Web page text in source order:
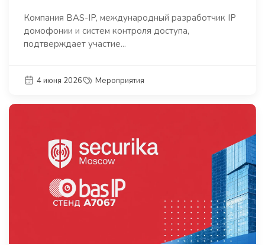
Компания BAS-IP, международный разработчик IP
домофонии и систем контроля доступа,
подтверждает участие...
4 июня 2026 Мероприятия